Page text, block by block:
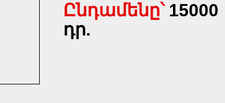
Ընդամենը՝15000
դր.